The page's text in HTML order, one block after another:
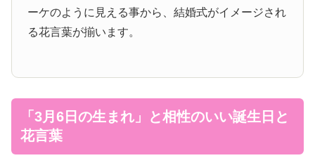
ーケのように見える事から、結婚式がイメージされ
る花言葉が揃います。
「3月6日の生まれ」と相性のいい誕生日と
花言葉